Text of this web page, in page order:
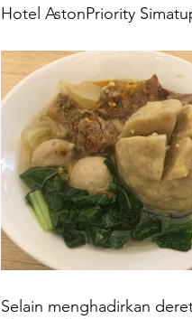
Hotel AstonPriority
Selain menghadirkan